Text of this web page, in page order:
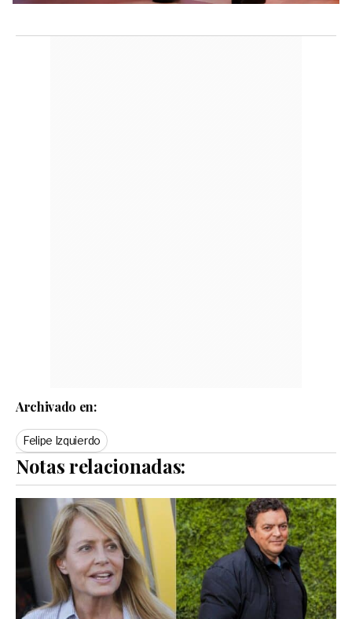
Archivado en:
Felipe Izquierdo
Notas relacionadas: